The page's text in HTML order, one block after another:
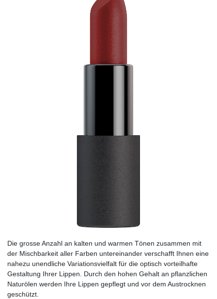
Die grosse Anzahl an kalten und warmen Tönen zusammen mit
der Mischbarkeit aller Farben untereinander verschafft Ihnen eine
nahezu unendliche Variationsvielfalt für die optisch vorteilhafte
Gestaltung Ihrer Lippen. Durch den hohen Gehalt an pflanzlichen
Naturölen werden Ihre Lippen gepflegt und vor dem Austrocknen
geschützt.